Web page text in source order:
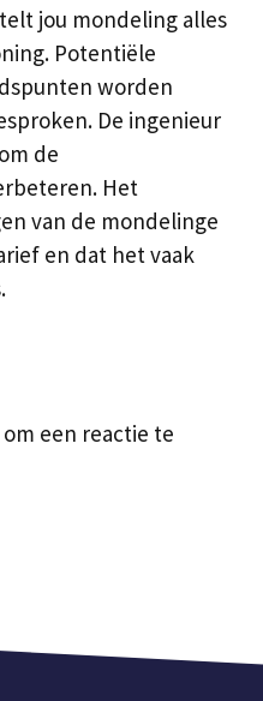
jou mondeling alles
Potentiële
worden
De ingenieur
de
Het
van de mondelinge
en dat het vaak
om een reactie te